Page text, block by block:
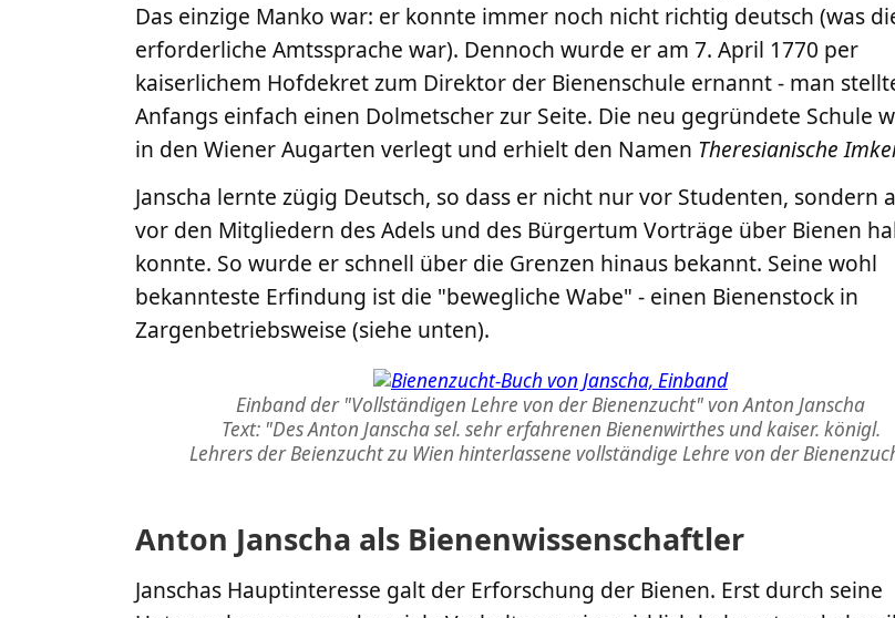
Das einzige Manko war: er konnte immer noch nicht richtig deutsch (was
erforderliche Amtssprache war). Dennoch wurde er am 7. April 1770 per
kaiserlichem Hofdekret zum Direktor der Bienenschule ernannt - man
Anfangs einfach einen Dolmetscher zur Seite. Die neu gegründete Schule
in den Wiener Augarten verlegt und erhielt den Namen Theresianische
Janscha lernte zügig Deutsch, so dass er nicht nur vor Studenten, sondern
vor den Mitgliedern des Adels und des Bürgertum Vorträge über Bienen
konnte. So wurde er schnell über die Grenzen hinaus bekannt. Seine wohl
bekannteste Erfindung ist die "bewegliche Wabe" - einen Bienenstock in
Zargenbetriebsweise (siehe unten).
Einband der "Vollständigen Lehre von der Bienenzucht" von Anton Janscha
Text: "Des Anton Janscha sel. sehr erfahrenen Bienenwirthes und kaiser. königl.
Lehrers der Beienzucht zu Wien hinterlassene vollständige Lehre von der
Anton Janscha als Bienenwissenschaftler
Janschas Hauptinteresse galt der Erforschung der Bienen. Erst durch seine